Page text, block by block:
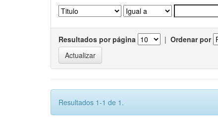
Resultados por página | Ordenar por
Resultados 1-1 de 1.